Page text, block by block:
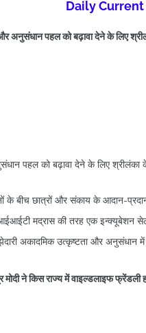
Daily
अनुसंधान पहल को बढ़ावा देने के लिए
पहल को बढ़ावा देने के लिए श्रीलंका
के बीच छात्रों और संकाय के आदान-
आईआईटी मद्रास की तरह एक इन्क्यूबेशन
अकादमिक उत्कृष्टता और अनुसंधान में
मोदी ने किस राज्य में वाइल्डलाइफ